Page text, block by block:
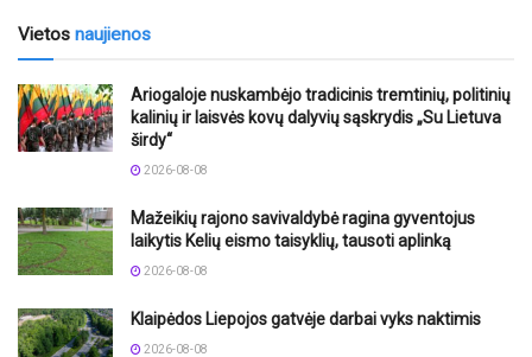
Vietos naujienos
Ariogaloje nuskambėjo tradicinis tremtinių, politinių
kalinių ir laisvės kovų dalyvių sąskrydis „Su Lietuva
širdy“
2026-08-08
Mažeikių rajono savivaldybė ragina gyventojus
laikytis Kelių eismo taisyklių, tausoti aplinką
2026-08-08
Klaipėdos Liepojos gatvėje darbai vyks naktimis
2026-08-08